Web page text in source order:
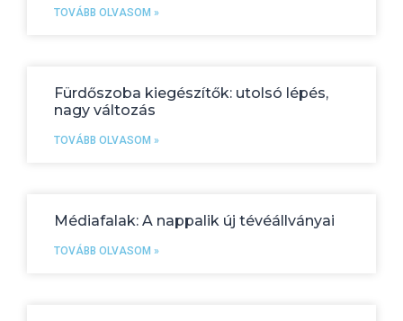
TOVÁBB OLVASOM »
Fürdőszoba kiegészítők: utolsó lépés,
nagy változás
TOVÁBB OLVASOM »
Médiafalak: A nappalik új tévéállványai
TOVÁBB OLVASOM »